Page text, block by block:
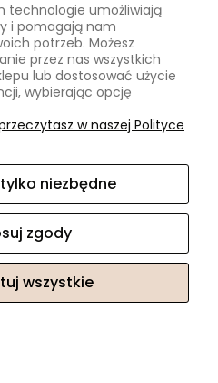
technologie umożliwiają
i pomagają nam
potrzeb. Możesz
przez nas wszystkich
lub dostosować użycie
wybierając opcję
w naszej Polityce
niezbędne
zgody
wszystkie